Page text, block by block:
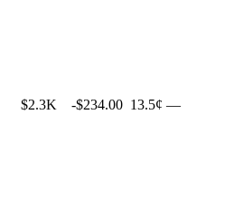
$2.3K -$234.00 13.5¢ —